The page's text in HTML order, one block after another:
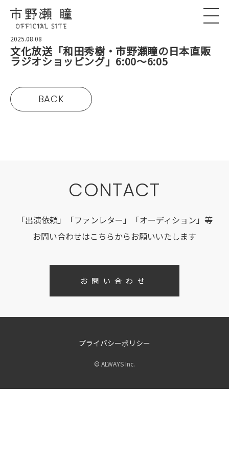
2025.08.08
文化放送「和田秀樹・市野瀬瞳の日本直販
ラジオショッピング」6:00〜6:05
BACK
CONTACT
「出演依頼」「ファンレター」「オーディション」等
お問い合わせはこちらからお願いいたします
お問い合わせ
プライバシーポリシー
© ALWAYS Inc.